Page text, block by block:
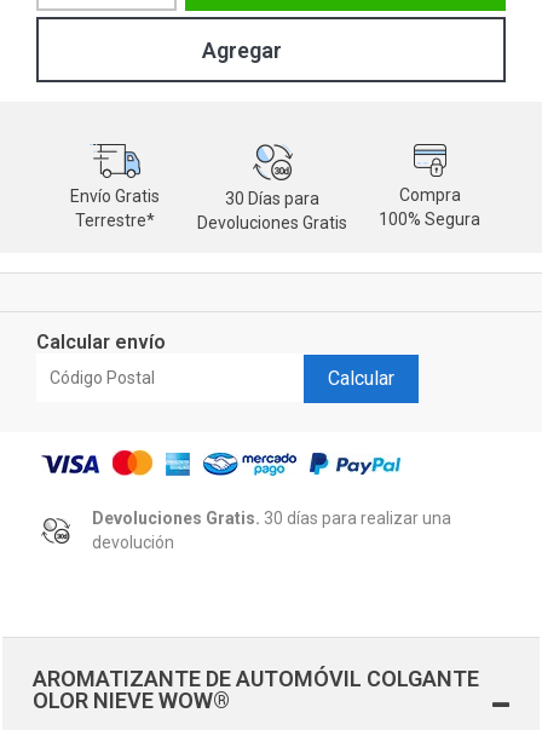
Envío Gratis
Terrestre*
30 Días para
Devoluciones Gratis
Compra
100% Segura
Calcular envío
Calcular
Devoluciones Gratis. 30 días para realizar una
devolución
AROMATIZANTE DE AUTOMÓVIL COLGANTE
OLOR NIEVE WOW®